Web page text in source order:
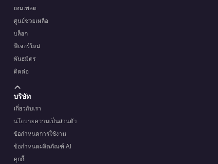
เทมเพลต
ศูนย์ช่วยเหลือ
บล็อก
ฟีเจอร์ใหม่
พันธมิตร
ติดต่อ
บริษัท
เกี่ยวกับเรา
นโยบายความเป็นส่วนตัว
ข้อกำหนดการใช้งาน
ข้อกำหนดผลิตภัณฑ์ AI
คุกกี้